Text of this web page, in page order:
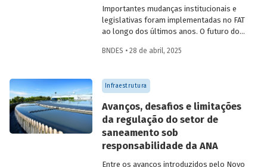
Importantes mudanças institucionais e
legislativas foram implementadas no FAT
ao longo dos últimos anos. O futuro do
– depende do que será feito a partir delas.
do BNDES 60.
BNDES • 28 de abril, 2025
Infraestrutura
Avanços, desafios e limitações
da regulação do setor de
saneamento sob
responsabilidade da ANA
Entre os avanços introduzidos pelo Novo